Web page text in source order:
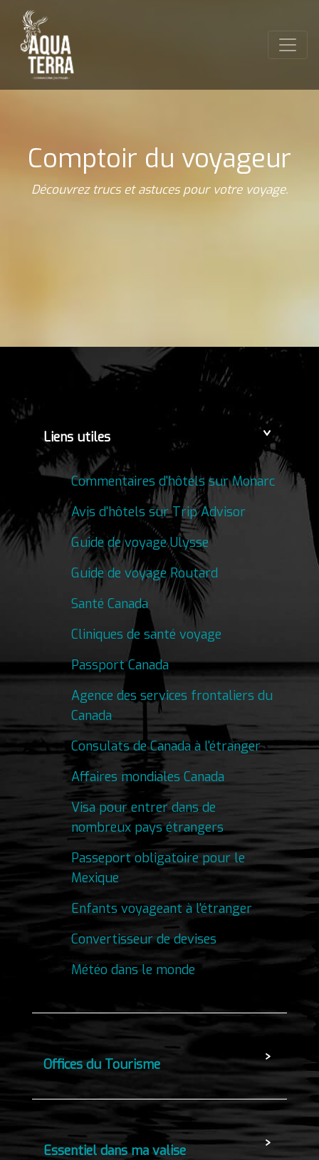
Comptoir du voyageur
Découvrez trucs et astuces pour votre voyage.
Liens utiles
Commentaires d'hôtels sur Monarc
Avis d'hôtels sur Trip Advisor
Guide de voyage Ulysse
Guide de voyage Routard
Santé Canada
Cliniques de santé voyage
Passport Canada
Agence des services frontaliers du
Canada
Consulats de Canada à l'étranger
Affaires mondiales Canada
Visa pour entrer dans de
nombreux pays étrangers
Passeport obligatoire pour le
Mexique
Enfants voyageant à l'étranger
Convertisseur de devises
Météo dans le monde
Offices du Tourisme
Essentiel dans ma valise